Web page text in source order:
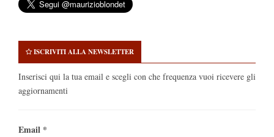
ISCRIVITI ALLA NEWSLETTER
Inserisci qui la tua email e scegli con che frequenza vuoi ricevere gli
aggiornamenti
Email *